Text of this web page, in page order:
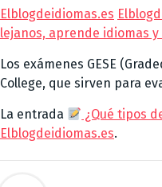
Elblogdeidiomas.es
lejanos, aprende idiomas
Los exámenes GESE
College, que sirven para
La entrada ¿Qué tipos
Elblogdeidiomas.es.